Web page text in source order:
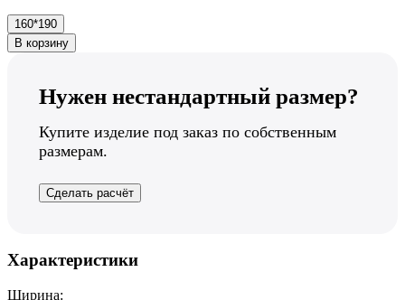
160*190
В корзину
Нужен нестандартный размер?
Купите изделие под заказ по собственным
размерам.
Сделать расчёт
Характеристики
Ширина: